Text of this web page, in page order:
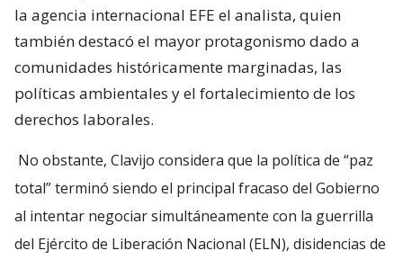
la agencia internacional EFE el analista, quien
también destacó el mayor protagonismo dado a
comunidades históricamente marginadas, las
políticas ambientales y el fortalecimiento de los
derechos laborales.
No obstante, Clavijo considera que la política de “paz
total” terminó siendo el principal fracaso del Gobierno
al intentar negociar simultáneamente con la guerrilla
del Ejército de Liberación Nacional (ELN), disidencias de